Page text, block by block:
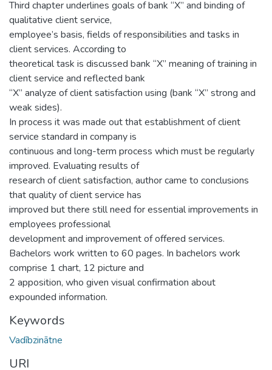
Third chapter underlines goals of bank “X” and binding of
qualitative client service,
employee’s basis, fields of responsibilities and tasks in
client services. According to
theoretical task is discussed bank “X” meaning of training in
client service and reflected bank
“X” analyze of client satisfaction using (bank “X” strong and
weak sides).
In process it was made out that establishment of client
service standard in company is
continuous and long-term process which must be regularly
improved. Evaluating results of
research of client satisfaction, author came to conclusions
that quality of client service has
improved but there still need for essential improvements in
employees professional
development and improvement of offered services.
Bachelors work written to 60 pages. In bachelors work
comprise 1 chart, 12 picture and
2 apposition, who given visual confirmation about
expounded information.
Keywords
Vadībzinātne
URI